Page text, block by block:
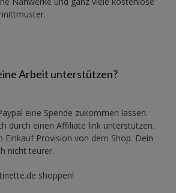
Arbeit unterstützen?
eine Spende zukommen lassen.
durch einen Affiliate link unterstützen.
Einkauf Provision von dem Shop. Dein
nicht teurer.
shoppen!